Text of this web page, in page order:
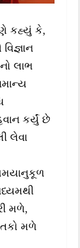
કહ્યું કે,
લાભ
કર્યું છે
લેવા
મળે,
તકો મળે